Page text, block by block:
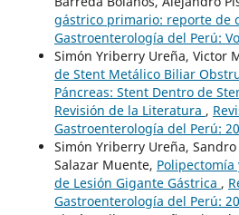
gástrico primario: reporte de
Gastroenterología del Perú:
Simón Yriberry Ureña, Victor
de Stent Metálico Biliar
Páncreas: Stent Dentro de
Revisión de la Literatura ,
Gastroenterología del Perú:
Simón Yriberry Ureña,
Salazar Muente, Polipectomía
de Lesión Gigante Gástrica ,
Gastroenterología del Perú: